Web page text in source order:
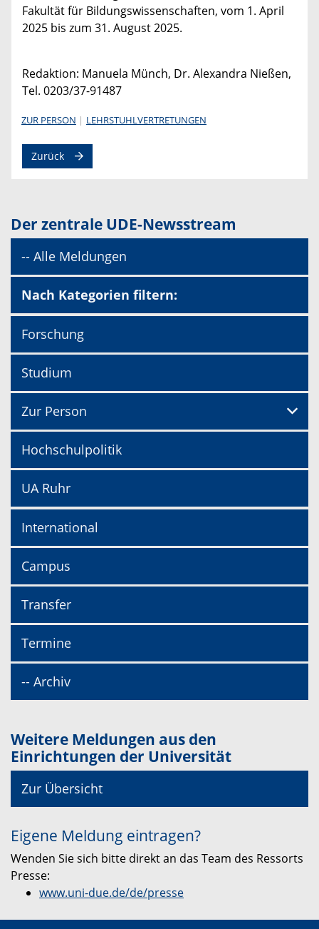
Fakultät für Bildungswissenschaften, vom 1. April
2025 bis zum 31. August 2025.
Redaktion: Manuela Münch, Dr. Alexandra Nießen,
Tel. 0203/37-91487
ZUR PERSON LEHRSTUHLVERTRETUNGEN
Zurück
Der zentrale UDE-Newsstream
-- Alle Meldungen
Nach Kategorien filtern:
Forschung
Studium
Zur Person
Hochschulpolitik
UA Ruhr
International
Campus
Transfer
Termine
-- Archiv
Weitere Meldungen aus den
Einrichtungen der Universität
Zur Übersicht
Eigene Meldung eintragen?
Wenden Sie sich bitte direkt an das Team des Ressorts
Presse:
www.uni-due.de/de/presse